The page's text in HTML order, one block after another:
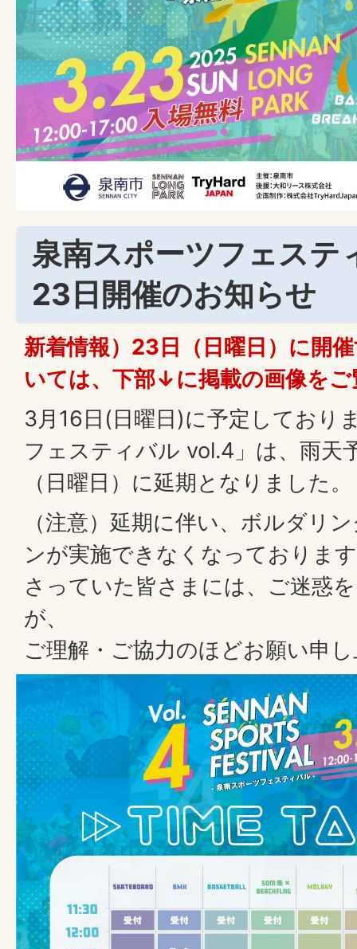
泉南スポーツフェス
23日開催のお知らせ
新着情報）23日（日曜日）に開
いては、下部↓に掲載の画像を
3月16日(日曜日)に予定しており
フェスティバル vol.4」は、雨天
（日曜日）に延期となりました。
（注意）延期に伴い、ボルダリ
ンが実施できなくなっておりま
さっていた皆さまには、ご迷惑
が、
ご理解・ご協力のほどお願い申